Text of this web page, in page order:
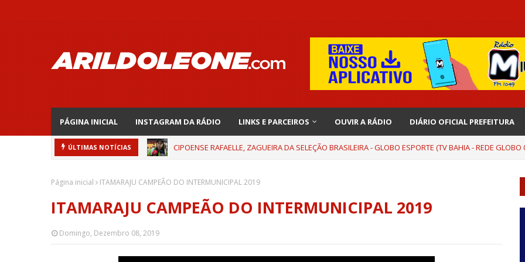
PÁGINA INICIAL INSTAGRAM DA RÁDIO LINKS E PARCEIROS OUVIR A RÁDIO DIÁRIO OFICIAL PREFEITURA
ÚLTIMAS NOTÍCIAS CIPOENSE RAFAELLE, ZAGUEIRA DA SELEÇÃO BRASILEIRA - GLOBO ESPORTE (TV BAHIA - REDE
Página inicial ITAMARAJU CAMPEÃO DO INTERMUNICIPAL 2019
ITAMARAJU CAMPEÃO DO INTERMUNICIPAL 2019
Domingo, Dezembro 08, 2019